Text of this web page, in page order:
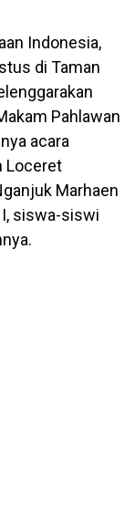
Indonesia,
di Taman
Pahlawan
acara
Loceret
Marhaen
siswa-siswi